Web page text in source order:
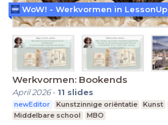
Werkvormen: Bookends
April 2026- 11 slides
newEditor Kunstzinnige oriëntatie Kunst
Middelbare school
MBO
WoW! - Werkvormen in LessonUp